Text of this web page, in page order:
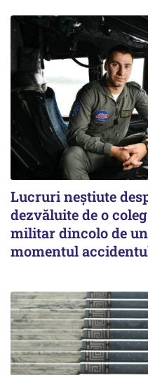
Lucruri neștiute
dezvăluite de o
militar dincolo de
momentul